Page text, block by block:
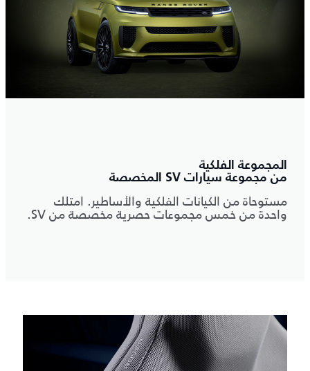
المجموعة الفلكية
من مجموعة سيارات SV المخصصة
مستوحاة من الكيانات الفلكية والأساطير. امتلك
واحدة من خمس مجموعات حصرية مخصصة من SV.